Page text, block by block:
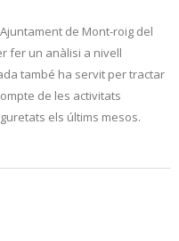
de Mont-roig del
fer un anàlisi a nivell
també ha servit per tractar
de les activitats
els últims mesos.